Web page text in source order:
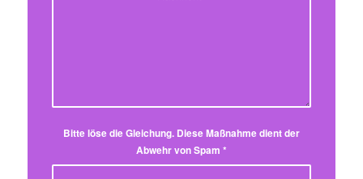
Bitte löse die Gleichung. Diese Maßnahme dient der
Abwehr von Spam *